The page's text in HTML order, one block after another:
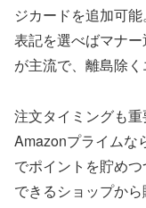
ジカードを追加可
表記を選べばマナ
が主流で、離島除く
注文タイミングも重
Amazonプライムな
でポイントを貯め
できるショップから